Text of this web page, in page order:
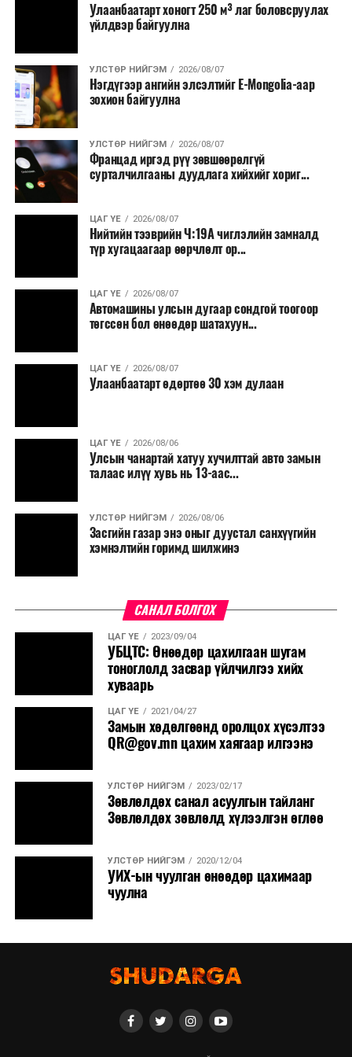
Улаанбаатарт хоногт 250 м³ лаг боловсруулах
үйлдвэр байгуулна
УЛСТӨР НИЙГЭМ 2026/08/07
Нэгдүгээр ангийн элсэлтийг E-Mongolia-аар
зохион байгуулна
УЛСТӨР НИЙГЭМ 2026/08/07
Францад иргэд рүү зөвшөөрөлгүй
сурталчилгааны дуудлага хийхийг хориг...
ЦАГ ҮЕ 2026/08/07
Нийтийн тээврийн Ч:19А чиглэлийн замналд
түр хугацаагаар өөрчлөлт ор...
ЦАГ ҮЕ 2026/08/07
Автомашины улсын дугаар сондгой тоогоор
төгссөн бол өнөөдөр шатахуун...
ЦАГ ҮЕ 2026/08/07
Улаанбаатарт өдөртөө 30 хэм дулаан
ЦАГ ҮЕ 2026/08/06
Улсын чанартай хатуу хучилттай авто замын
талаас илүү хувь нь 13-аас...
УЛСТӨР НИЙГЭМ 2026/08/06
Засгийн газар энэ оныг дуустал санхүүгийн
хэмнэлтийн горимд шилжинэ
САНАЛ БОЛГОХ
ЦАГ ҮЕ 2023/09/04
УБЦТС: Өнөөдөр цахилгаан шугам
тоноглолд засвар үйлчилгээ хийх
хуваарь
ЦАГ ҮЕ 2021/04/27
Замын хөдөлгөөнд оролцох хүсэлтээ
QR@gov.mn цахим хаягаар илгээнэ
УЛСТӨР НИЙГЭМ 2023/02/17
Зөвлөлдөх санал асуулгын тайланг
Зөвлөлдөх зөвлөлд хүлээлгэн өглөө
УЛСТӨР НИЙГЭМ 2020/12/04
УИХ-ын чуулган өнөөдөр цахимаар
чуулна